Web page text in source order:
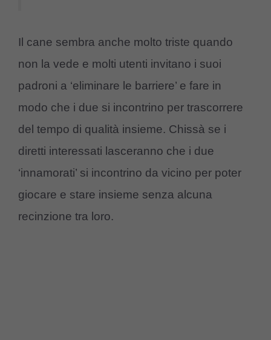
Il cane sembra anche molto triste quando
non la vede e molti utenti invitano i suoi
padroni a ‘eliminare le barriere’ e fare in
modo che i due si incontrino per trascorrere
del tempo di qualità insieme. Chissà se i
diretti interessati lasceranno che i due
‘innamorati’ si incontrino da vicino per poter
giocare e stare insieme senza alcuna
recinzione tra loro.